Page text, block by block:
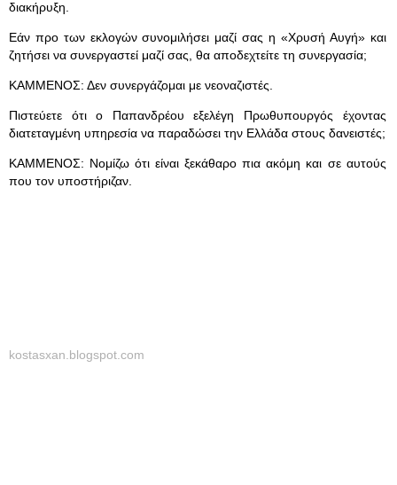
διακήρυξη.
Εάν προ των εκλογών συνομιλήσει μαζί σας η «Χρυσή Αυγή» και
ζητήσει να συνεργαστεί μαζί σας, θα αποδεχτείτε τη συνεργασία;
ΚΑΜΜΕΝΟΣ: Δεν συνεργάζομαι με νεοναζιστές.
Πιστεύετε ότι ο Παπανδρέου εξελέγη Πρωθυπουργός έχοντας
διατεταγμένη υπηρεσία να παραδώσει την Ελλάδα στους δανειστές;
ΚΑΜΜΕΝΟΣ: Νομίζω ότι είναι ξεκάθαρο πια ακόμη και σε αυτούς
που τον υποστήριζαν.
kostasxan.blogspot.com